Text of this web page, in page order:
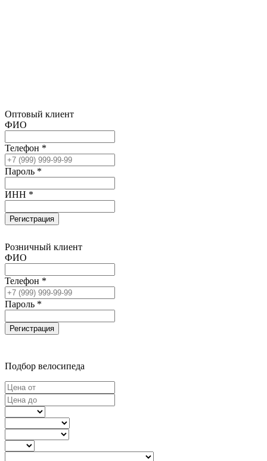
Оптовый клиент
ФИО
Телефон *
Пароль *
ИНН *
Регистрация
Розничный клиент
ФИО
Телефон *
Пароль *
Регистрация
Подбор велосипеда